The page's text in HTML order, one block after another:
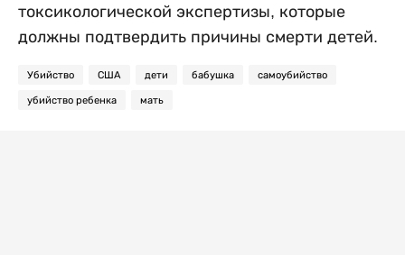
токсикологической экспертизы, которые
должны подтвердить причины смерти детей.
Убийство США дети бабушка самоубийство
убийство ребенка мать